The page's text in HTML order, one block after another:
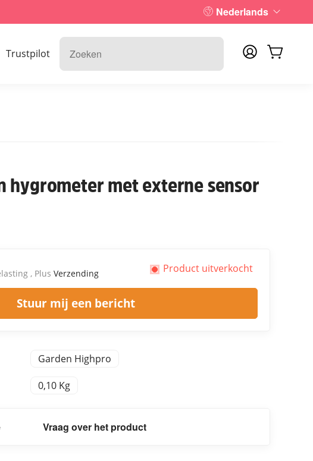
Nederlands
Trustpilot
hygrometer met externe sensor
, PlusVerzending Product uitverkocht
Stuur mij een bericht
Garden Highpro
0,10 Kg
Vraag over het product